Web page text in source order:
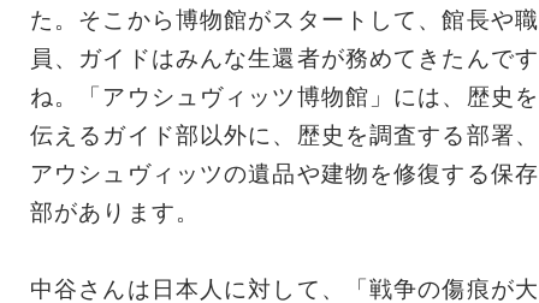
た。そこから博物館がスタートして、館長や職
員、ガイドはみんな生還者が務めてきたんです
ね。「アウシュヴィッツ博物館」には、歴史を
伝えるガイド部以外に、歴史を調査する部署、
アウシュヴィッツの遺品や建物を修復する保存
部があります。
中谷さんは日本人に対して、「戦争の傷痕が大